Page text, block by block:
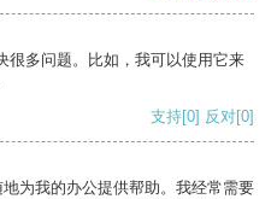
很多问题。比如，我可以使用它来
支持[0] 反对[0]
为我的办公提供帮助。我经常需要